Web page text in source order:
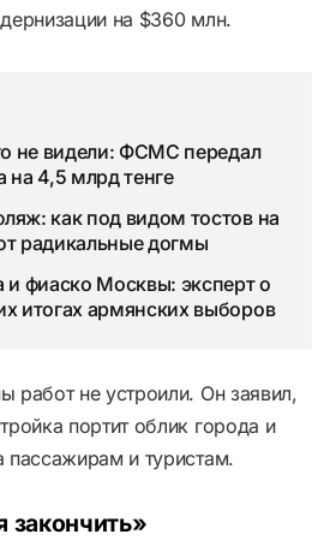
на $360 млн.
не видели: ФСМС передал
на 4,5 млрд тенге
как под видом тостов на
радикальные догмы
и фиаско Москвы: эксперт о
итогах армянских выборов
работ не устроили. Он заявил,
портит облик города и
пассажирам и туристам.